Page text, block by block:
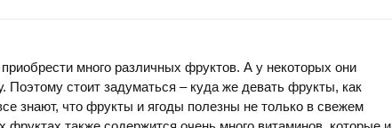
много различных фруктов. А у некоторых они
Поэтому стоит задуматься – куда же девать фрукты, как
знают, что фрукты и ягоды полезны не только в свежем